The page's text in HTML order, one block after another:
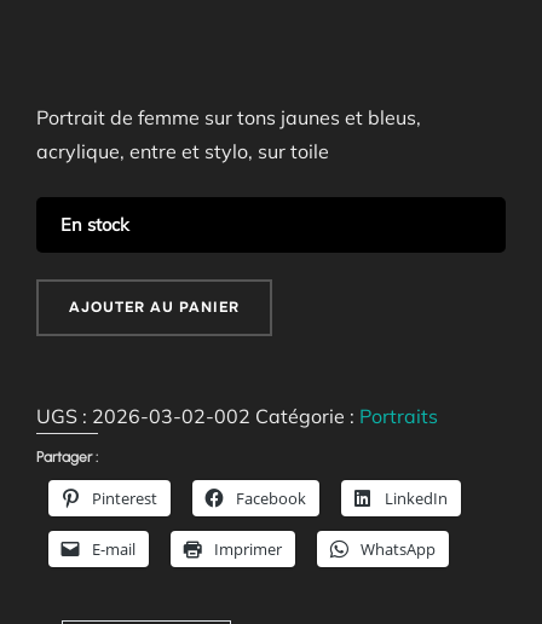
Portrait de femme sur tons jaunes et bleus,
acrylique, entre et stylo, sur toile
En stock
quantité
de
AJOUTER AU PANIER
UGS : 2026-03-02-002 Catégorie : Portraits
Partager :
Pinterest Facebook LinkedIn
E-mail Imprimer WhatsApp